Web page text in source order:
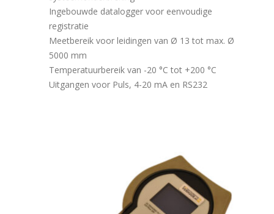
Ingebouwde datalogger voor eenvoudige
registratie
Meetbereik voor leidingen van Ø 13 tot max. Ø
5000 mm
Temperatuurbereik van -20 °C tot +200 °C
Uitgangen voor Puls, 4-20 mA en RS232